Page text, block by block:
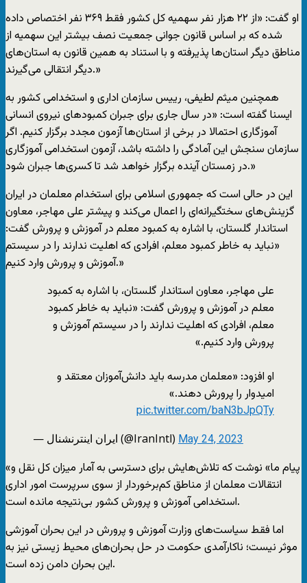
او گفت: «از ۲۲ هزار نفر سهمیه کل کشور فقط ۳۶۹ نفر اختصاص داده
شده که بر اساس قانون جوانی جمعیت نصف بیشتر این سهمیه از
مناطق دیگر استان‌ها پذیرفته و با استناد به همین قانون به استان‌های
دیگر انتقالی می‌گیرند.»
همچنین میثم لطیفی، رییس سازمان اداری و استخدامی کشور به
ایسنا گفته است: «در سال جاری برای جبران کمبودهای نیروی انسانی
آموزگاری احتمالا در برخی از استان‌ها آزمون مجدد برگزار کنیم. اگر
سازمان سنجش این آمادگی را داشته باشد، آزمون استخدامی آموزگاری
در زمستان آینده برگزار خواهد شد تا کسری‌ها جبران شود.»
این در حالی است که جمهوری اسلامی برای استخدام معلمان در ایران
گزینش‌های سختگیرانه‌ای را اعمال می‌کند و پیشتر علی مهاجر، معاون
استاندار گلستان، با اشاره به کمبود معلم در آموزش و پرورش گفت:
«نباید به خاطر کمبود معلم، افرادی که اهلیت ندارند را در سیستم
آموزش و پرورش وارد کنیم.»
علی مهاجر، معاون استاندار گلستان، با اشاره به کمبود
معلم در آموزش و پرورش گفت: «نباید به خاطر کمبود
معلم، افرادی که اهلیت ندارند را در سیستم آموزش و
پرورش وارد کنیم.»
او افزود: «معلمان مدرسه باید دانش‌آموزان معتقد و
امیدوار را پرورش دهند.»
pic.twitter.com/baN3bJpQTy
— ايران اينترنشنال (@IranIntl) May 24, 2023
«پیام ما» نوشت که تلاش‌هایش برای دسترسی به آمار میزان کل نقل و
انتقالات معلمان از مناطق کم‌برخوردار از سوی سرپرست امور اداری
استخدامی آموزش و پرورش کشور بی‌نتیجه مانده است.
اما فقط سیاست‌های وزارت آموزش و پرورش در این بحران آموزشی
موثر نیست؛ ناکارآمدی حکومت در حل بحران‌های محیط زیستی نیز به
این بحران دامن زده است.